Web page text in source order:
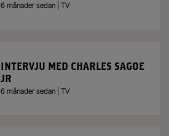
6 månader sedan | TV
INTERVJU MED CHARLES SAGOE
JR
6 månader sedan | TV